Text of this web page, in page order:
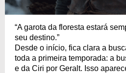
“A garota da floresta estará
seu destino.”
Desde o início, fica clara a
toda a primeira temporada: a
e da Ciri por Geralt. Isso